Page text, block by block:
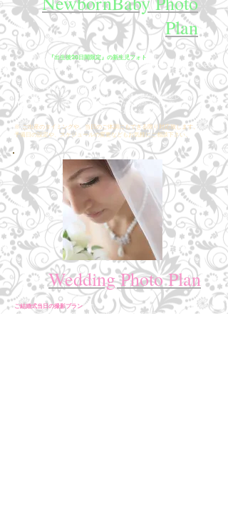
Plan
とても貴重な 『出生後20日間限定』の新生児フォト です。
お母さんにも赤ちゃんにも優しい環境を考えて、ご自宅へお伺いして撮影を致
します。
【Price】: ¥40,000（平日) /¥45,000（土日祝日)
【撮影時間】 : 3時間程 (赤ちゃんのご機嫌を見ながら撮影します)
【交通費】 : 西湘エリア以外は別途（詳細お問い合わせ下さい)
【納品】 : 撮影後約2週間/3ポーズ-10cut 納品
※ ご出産のタイミングや、当日のご体調にもできる限り対応致します。
予備日の設定や、スケジュールの変更などもお気軽にご相談下さい。
Wedding Photo Plan
ご結婚式当日の撮影プランです。
記録としての写真だけではなく、一枚一枚からその時の気持ちと雰囲気が思い